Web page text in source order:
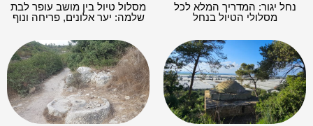
נחל יגור: המדריך המלא לכל
מסלולי הטיול בנחל
מסלול טיול בין מושב עופר לבת
שלמה: יער אלונים, פריחה ונוף